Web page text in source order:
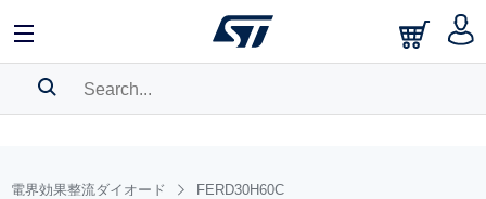
BOOKMARK
電界効果整流ダイオード FERD30H60C